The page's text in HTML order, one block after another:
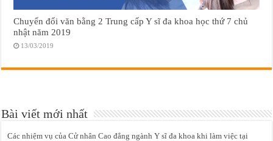
Chuyển đổi văn bằng 2 Trung cấp Y sĩ đa khoa học thứ 7 chủ
nhật năm 2019
13/03/2019
Bài viết mới nhất
Các nhiệm vụ của Cử nhân Cao đẳng ngành Y sĩ đa khoa khi làm việc tại